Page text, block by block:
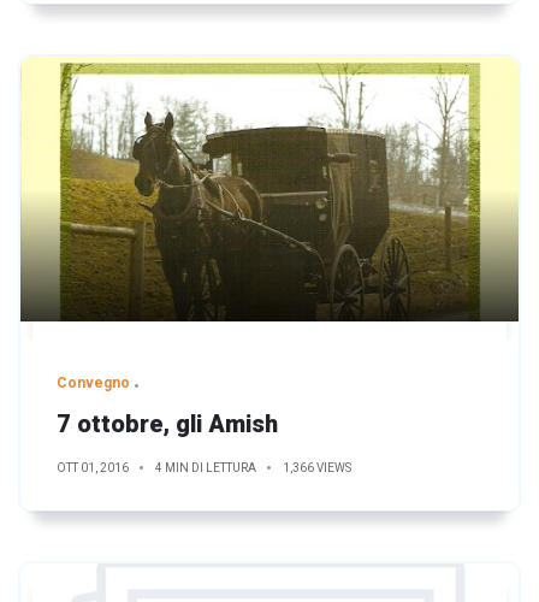
Convegno
7 ottobre, gli Amish
OTT 01, 2016 4 MIN DI LETTURA 1,366 VIEWS